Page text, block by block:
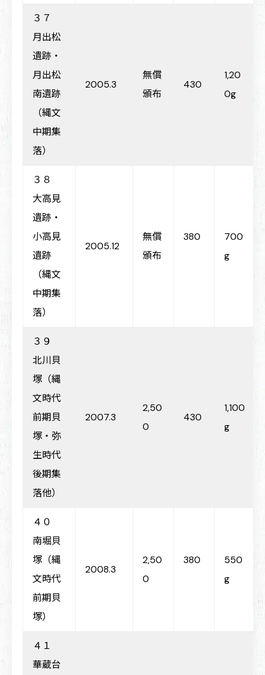
３７
月出松
遺跡・
月出松
南遺跡
（縄文
中期集
落）
2005.3
無償
頒布
430
1,20
0g
３８
大高見
遺跡・
小高見
遺跡
（縄文
中期集
落）
2005.12
無償
頒布
380
700
g
３９
北川貝
塚（縄
文時代
前期貝
塚・弥
生時代
後期集
落他）
2007.3
2,50
0
430
1,100
g
４０
南堀貝
塚（縄
文時代
前期貝
塚）
2008.3
2,50
0
380
550
g
４１
華蔵台